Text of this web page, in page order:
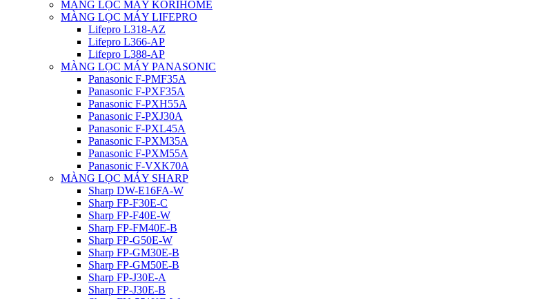
MÀNG LỌC MÁY KORIHOME
MÀNG LỌC MÁY LIFEPRO
Lifepro L318-AZ
Lifepro L366-AP
Lifepro L388-AP
MÀNG LỌC MÁY PANASONIC
Panasonic F-PMF35A
Panasonic F-PXF35A
Panasonic F-PXH55A
Panasonic F-PXJ30A
Panasonic F-PXL45A
Panasonic F-PXM35A
Panasonic F-PXM55A
Panasonic F-VXK70A
MÀNG LỌC MÁY SHARP
Sharp DW-E16FA-W
Sharp FP-F30E-C
Sharp FP-F40E-W
Sharp FP-FM40E-B
Sharp FP-G50E-W
Sharp FP-GM30E-B
Sharp FP-GM50E-B
Sharp FP-J30E-A
Sharp FP-J30E-B